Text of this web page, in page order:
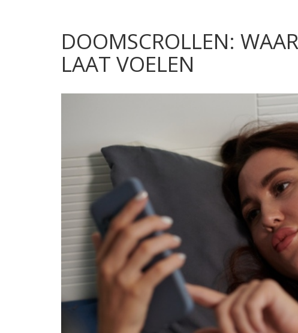
DOOMSCROLLEN:
LAAT VOELEN